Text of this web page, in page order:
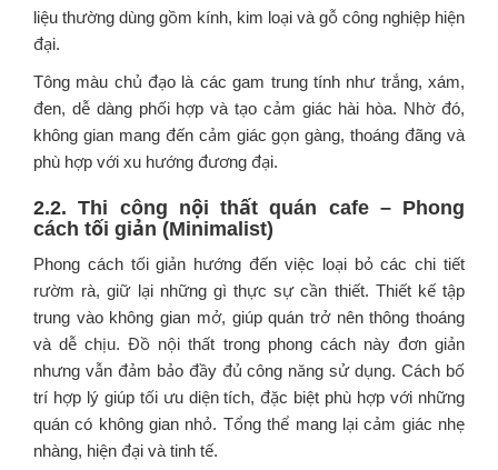
liệu thường dùng gồm kính, kim loại và gỗ công nghiệp hiện
đại.
Tông màu chủ đạo là các gam trung tính như trắng, xám,
đen, dễ dàng phối hợp và tạo cảm giác hài hòa. Nhờ đó,
không gian mang đến cảm giác gọn gàng, thoáng đãng và
phù hợp với xu hướng đương đại.
2.2. Thi công nội thất quán cafe – Phong
cách tối giản (Minimalist)
Phong cách tối giản hướng đến việc loại bỏ các chi tiết
rườm rà, giữ lại những gì thực sự cần thiết. Thiết kế tập
trung vào không gian mở, giúp quán trở nên thông thoáng
và dễ chịu. Đồ nội thất trong phong cách này đơn giản
nhưng vẫn đảm bảo đầy đủ công năng sử dụng. Cách bố
trí hợp lý giúp tối ưu diện tích, đặc biệt phù hợp với những
quán có không gian nhỏ. Tổng thể mang lại cảm giác nhẹ
nhàng, hiện đại và tinh tế.